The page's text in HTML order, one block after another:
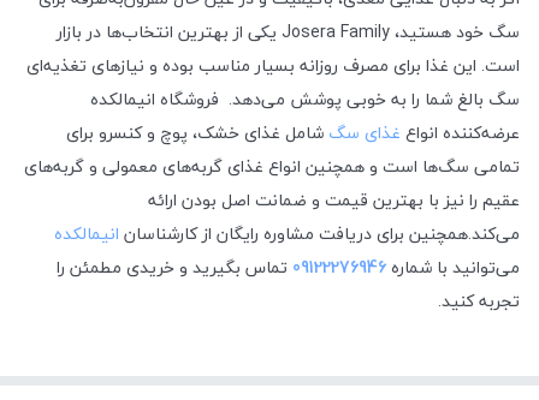
سگ خود هستید، Josera Family یکی از بهترین انتخاب‌ها در بازار
است. این غذا برای مصرف روزانه بسیار مناسب بوده و نیازهای تغذیه‌ای
سگ بالغ شما را به خوبی پوشش می‌دهد. فروشگاه انیمالکده
عرضه‌کننده انواع غذای سگ شامل غذای خشک، پوچ و کنسرو برای
تمامی سگ‌ها است و همچنین انواع غذای گربه‌های معمولی و گربه‌های
عقیم را نیز با بهترین قیمت و ضمانت اصل بودن ارائه
می‌کند.همچنین برای دریافت مشاوره رایگان از کارشناسان انیمالکده
می‌توانید با شماره09122276946 تماس بگیرید و خریدی مطمئن را
تجربه کنید.